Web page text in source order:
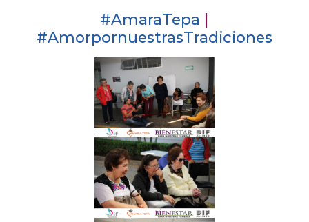
#AmaraTepa |
#AmorpornuestrasTradiciones